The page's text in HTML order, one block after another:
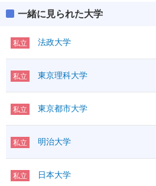
一緒に見られた大学
私立 法政大学
私立 東京理科大学
私立 東京都市大学
私立 明治大学
私立 日本大学